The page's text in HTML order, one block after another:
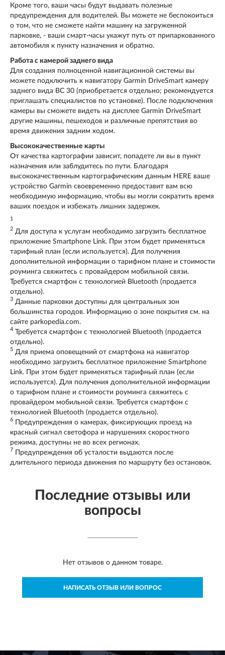
Кроме того, ваши часы будут выдавать полезные
предупреждения для водителей. Вы можете не беспокоиться
о том, что не сможете найти машину на загруженной
парковке, - ваши смарт-часы укажут путь от припаркованного
автомобиля к пункту назначения и обратно.
Работа с камерой заднего вида
Для создания полноценной навигационной системы вы
можете подключить к навигатору Garmin DriveSmart камеру
заднего вида BC 30 (приобретается отдельно; рекомендуется
приглашать специалистов по установке). После подключения
камеры вы сможете видеть на дисплее Garmin DriveSmart
другие машины, пешеходов и различные препятствия во
время движения задним ходом.
Высококачественные карты
От качества картографии зависит, попадете ли вы в пункт
назначения или заблудитесь по пути. Благодаря
высококачественным картографическим данным HERE ваше
устройство Garmin своевременно предоставит вам всю
необходимую информацию, чтобы вы могли сократить время
ваших поездок и избежать лишних задержек.
1
2 Для доступа к услугам необходимо загрузить бесплатное
приложение Smartphone Link. При этом будет применяться
тарифный план (если используется). Для получения
дополнительной информации о тарифном плане и стоимости
роуминга свяжитесь с провайдером мобильной связи.
Требуется смартфон с технологией Bluetooth (продается
отдельно).
3 Данные парковки доступны для центральных зон
большинства городов. Информацию о зоне покрытия см. на
сайте parkopedia.com.
4 Требуется смартфон с технологией Bluetooth (продается
отдельно).
5 Для приема оповещений от смартфона на навигатор
необходимо загрузить бесплатное приложение Smartphone
Link. При этом будет применяться тарифный план (если
используется). Для получения дополнительной информации
о тарифном плане и стоимости роуминга свяжитесь с
провайдером мобильной связи. Требуется смартфон с
технологией Bluetooth (продается отдельно).
6 Предупреждения о камерах, фиксирующих проезд на
красный сигнал светофора и нарушениях скоростного
режима, доступны не во всех регионах.
7 Предупреждения об усталости выдаются после
длительного периода движения по маршруту без остановок.
Последние отзывы или
вопросы
Нет отзывов о данном товаре.
НАПИСАТЬ ОТЗЫВ ИЛИ ВОПРОС